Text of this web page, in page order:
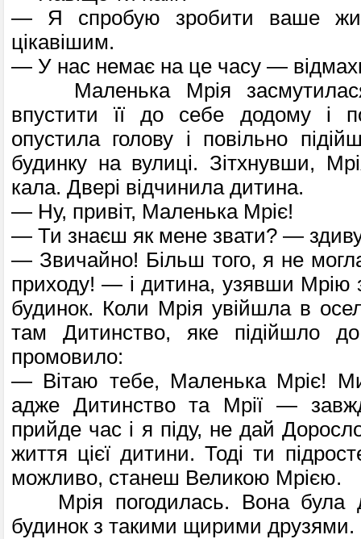
— Я спробую зробити ваше
цікавішим.
— У нас немає на це часу —
Маленька Мрія
впустити її до себе додому і
опустила голову і повільно
будинку на вулиці. Зітхнувши,
кала. Двері відчинила дитина.
— Ну, привіт, Маленька Мріє!
— Ти знаєш як мене звати? —
— Звичайно! Більш того, я не
прихо­ду! — і дитина, узявши Мрію
будинок. Коли Мрія увійшла в
там Дитинство, яке підійшло
промовило:
— Вітаю тебе, Маленька Мріє!
адже Дитинство та Мрії —
прийде час і я піду, не дай
життя цієї дитини. Тоді ти
можливо, станеш Великою Мрією.
Мрія погодилась. Вона була
будинок з таки­ми щирими друзями.